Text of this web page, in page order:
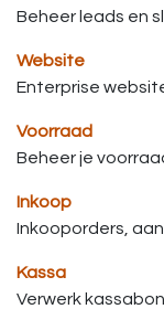
Beheer leads en
Website
Enterprise
Voorraad
Beheer je
Inkoop
Inkooporders,
Kassa
Verwerk